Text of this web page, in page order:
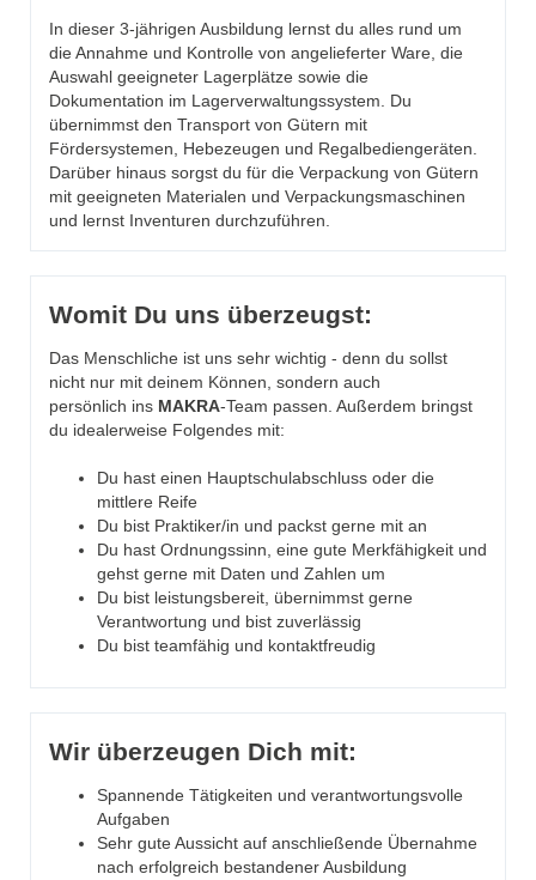
In dieser 3-jährigen Ausbildung lernst du alles rund um
die Annahme und Kontrolle von angelieferter Ware, die
Auswahl geeigneter Lagerplätze sowie die
Dokumentation im Lagerverwaltungssystem. Du
übernimmst den Transport von Gütern mit
Fördersystemen, Hebezeugen und Regalbediengeräten.
Darüber hinaus sorgst du für die Verpackung von Gütern
mit geeigneten Materialen und Verpackungsmaschinen
und lernst Inventuren durchzuführen.
Womit Du uns überzeugst:
Das Menschliche ist uns sehr wichtig - denn du sollst
nicht nur mit deinem Können, sondern auch
persönlich ins MAKRA-Team passen. Außerdem bringst
du idealerweise Folgendes mit:
Du hast einen Hauptschulabschluss oder die
mittlere Reife
Du bist Praktiker/in und packst gerne mit an
Du hast Ordnungssinn, eine gute Merkfähigkeit und
gehst gerne mit Daten und Zahlen um
Du bist leistungsbereit, übernimmst gerne
Verantwortung und bist zuverlässig
Du bist teamfähig und kontaktfreudig
Wir überzeugen Dich mit:
Spannende Tätigkeiten und verantwortungsvolle
Aufgaben
Sehr gute Aussicht auf anschließende Übernahme
nach erfolgreich bestandener Ausbildung